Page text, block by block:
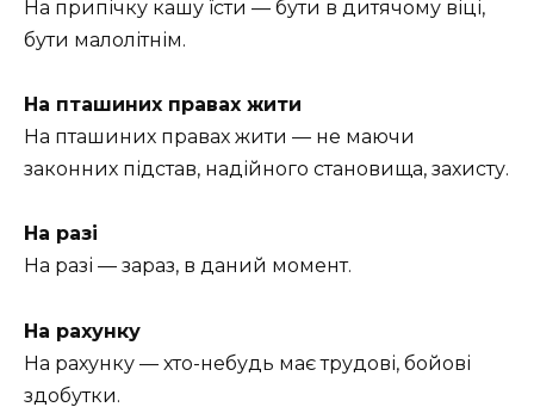
На припічку кашу їсти — бути в дитячому віці,
бути малолітнім.
На пташиних правах жити
На пташиних правах жити — не маючи
законних підстав, надійного становища, захисту.
На разі
На разі — зараз, в даний момент.
На рахунку
На рахунку — хто-небудь має трудові, бойові
здобутки.